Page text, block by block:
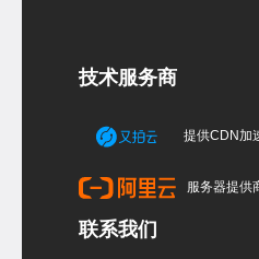
技术服务商
提供CDN加
服务器提供
联系我们